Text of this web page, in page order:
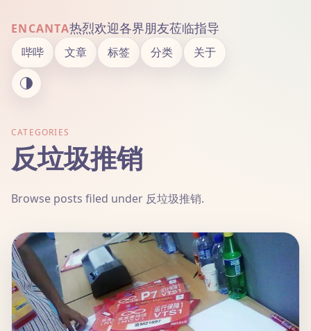
ENCANTA热烈欢迎各界朋友莅临指导
哔哔 文章 标签 分类 关于
CATEGORIES
反垃圾推销
Browse posts filed under 反垃圾推销.